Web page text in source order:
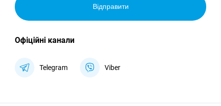
Відправити
Офіційні канали
Telegram Viber